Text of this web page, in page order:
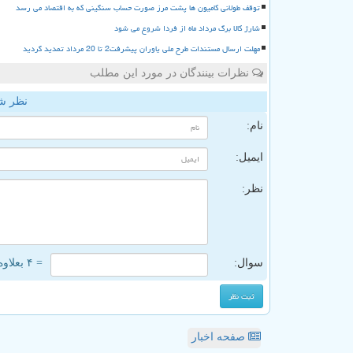
توقف طولانی کامیون ها پشت مرز صورت حساب سنگینی که به اقتصاد می رسد
شارژ کالا برگ مرداد ماه از فردا شروع می شود
مهلت ارسال مستندات طرح ملی یاوران پیشرفت2 تا 20 مرداد تمدید گردید
نظرات بینندگان در مورد این مطلب
نظر
نام:
ایمیل:
نظر:
سوال: = ۴ بعلاوه ۵
صفحه اخبار